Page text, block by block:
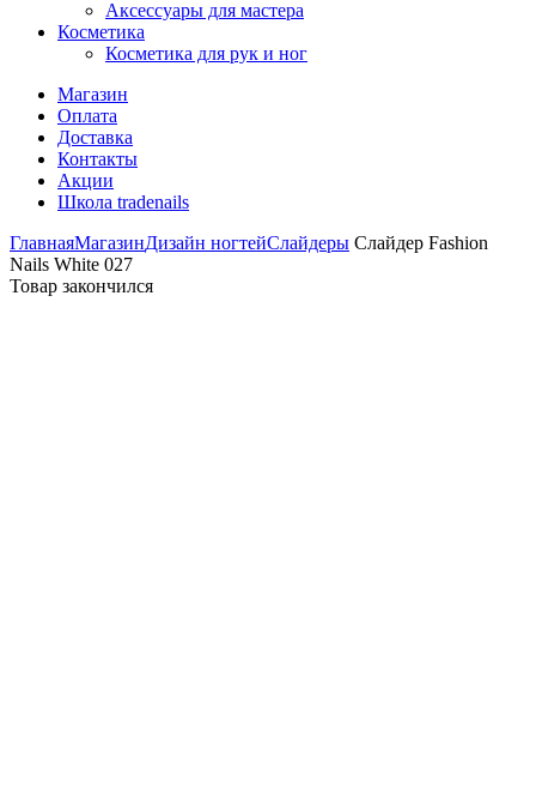
Аксессуары для мастера
Косметика
Косметика для рук и ног
Магазин
Оплата
Доставка
Контакты
Акции
Школа tradenails
ГлавнаяМагазинДизайн ногтейСлайдеры Слайдер Fashion
Nails White 027
Товар закончился